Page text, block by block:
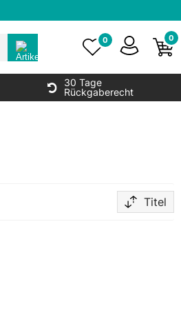
0 0
30 Tage
Rückgaberecht
Titel